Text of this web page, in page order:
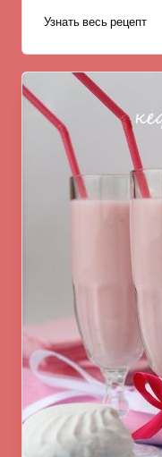
Узнать весь рецепт